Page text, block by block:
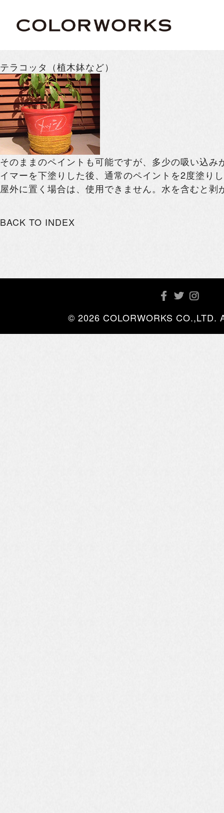
テラコッタ（植木鉢など）
そのままのペイントも可能ですが、多少の吸い込
イマーを下塗りした後、通常のペイントを2度塗り
屋外に置く場合は、使用できません。水を含むと
BACK TO INDEX
© 2026 COLORWORKS CO.,LTD.